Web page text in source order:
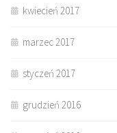
kwiecień 2017
marzec 2017
styczeń 2017
grudzień 2016